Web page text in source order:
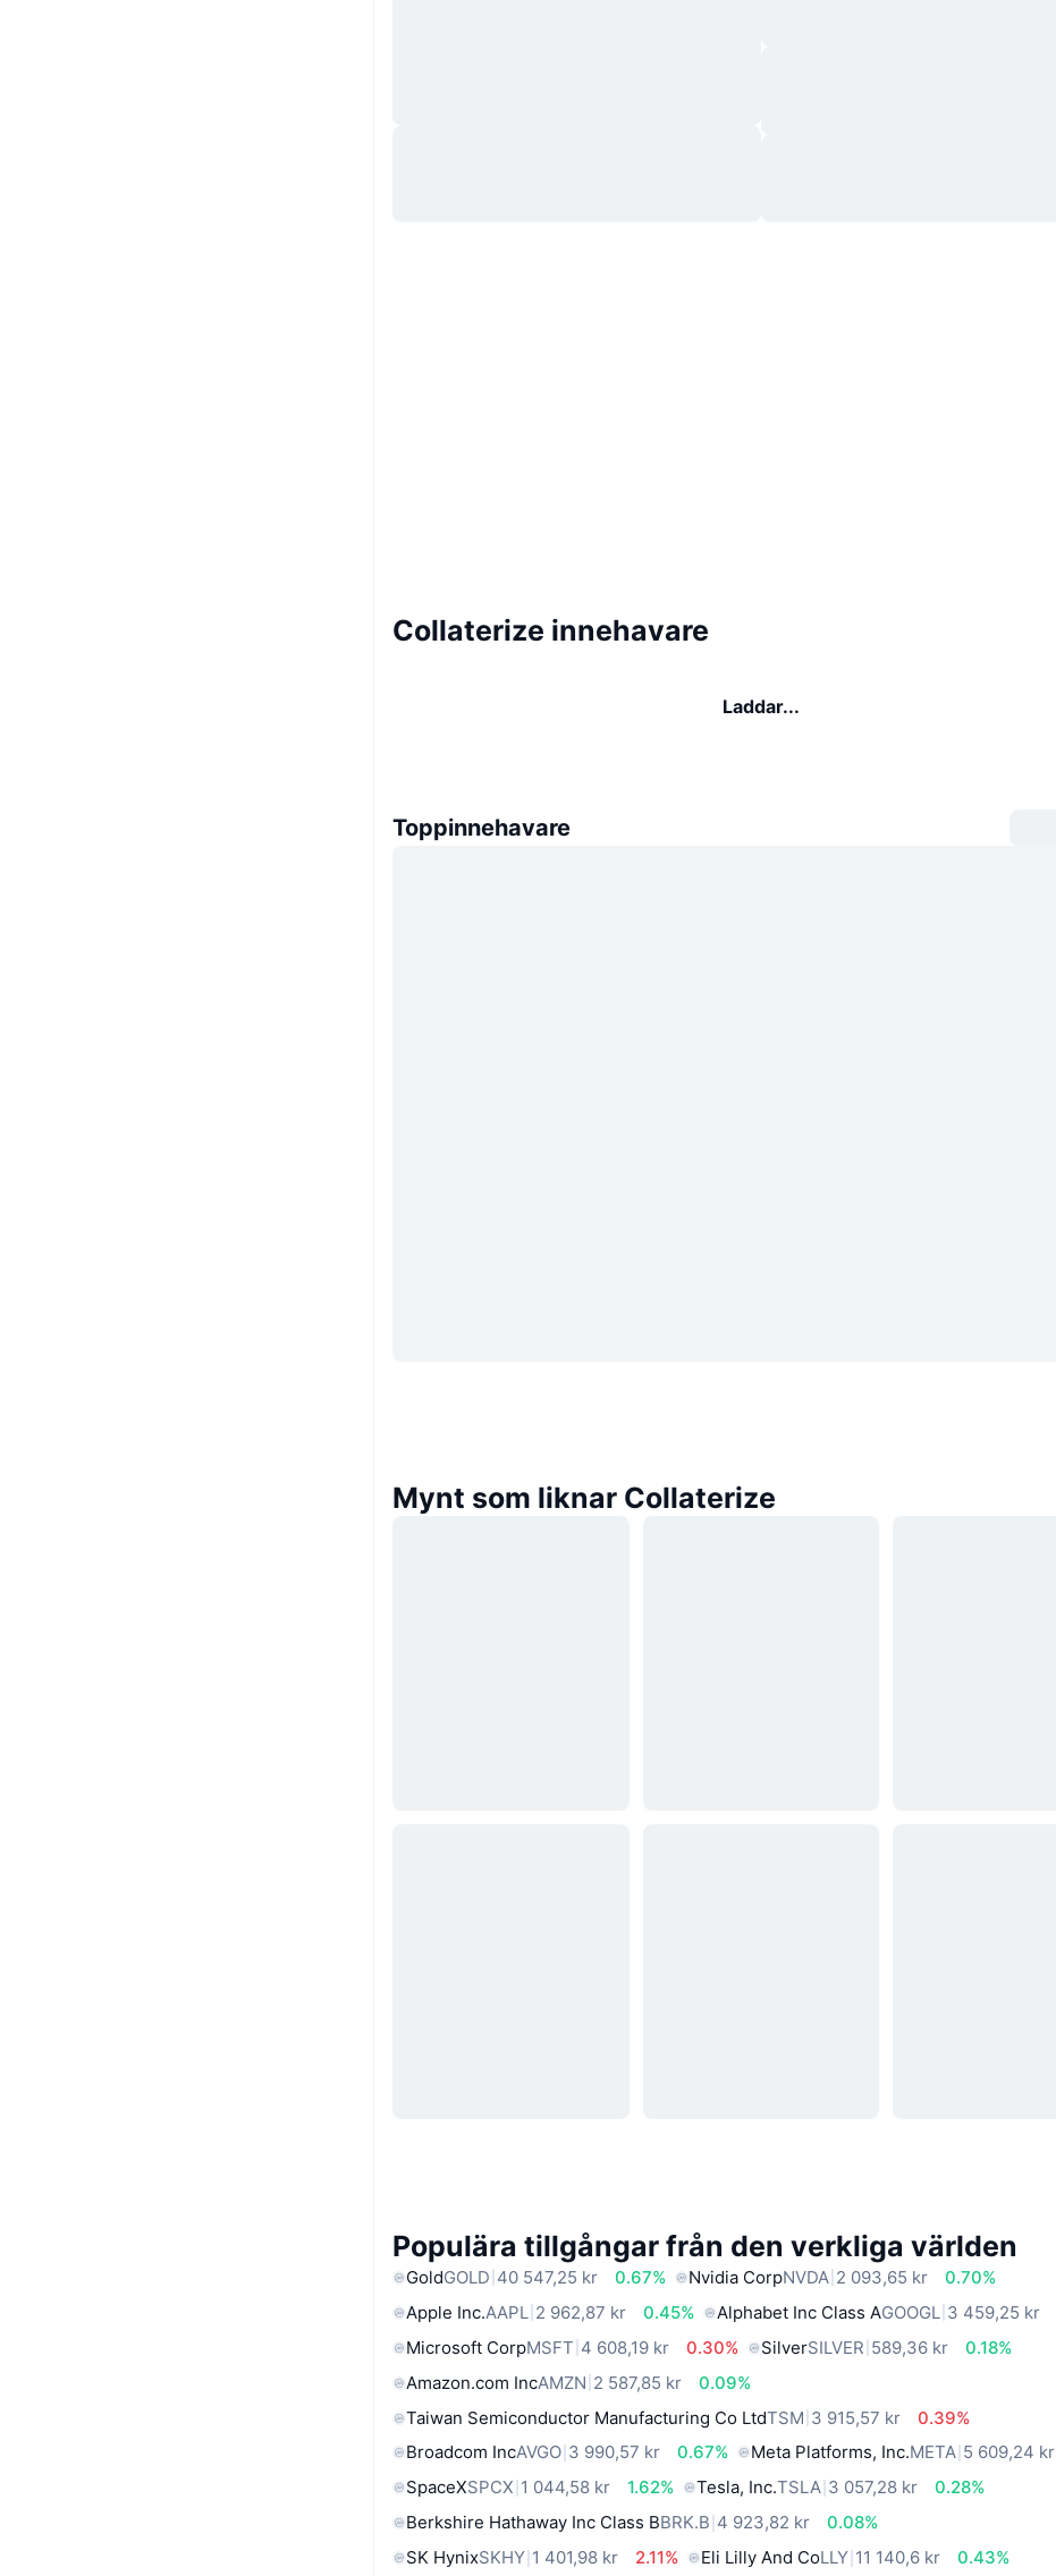
Collaterize innehavare
Laddar...
Toppinnehavare
Mynt som liknar Collaterize
Populära tillgångar från den verkliga världen
GoldGOLD 40 547,25 kr 0.67% Nvidia CorpNVDA 2 093,65 kr
0.70%
Apple Inc.AAPL 2 962,87 kr 0.45% Alphabet Inc Class AGOOGL 3 459,25 kr
Microsoft CorpMSFT 4 608,19 kr 0.30% SilverSILVER 589,36 kr
0.18%
Amazon.com IncAMZN 2 587,85 kr
0.09%
Taiwan Semiconductor Manufacturing Co LtdTSM 3 915,57 kr
0.39%
Broadcom IncAVGO 3 990,57 kr 0.67% Meta Platforms, Inc.META 5 609,24 kr
SpaceXSPCX 1 044,58 kr 1.62% Tesla, Inc.TSLA 3 057,28 kr
0.28%
Berkshire Hathaway Inc Class BBRK.B 4 923,82 kr
0.08%
SK HynixSKHY 1 401,98 kr 2.11% Eli Lilly And CoLLY 11 140,6 kr 0.43%